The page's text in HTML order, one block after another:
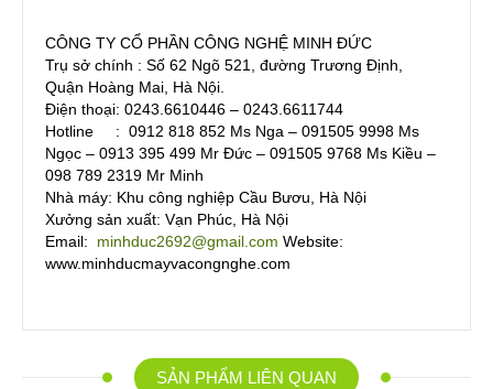
CÔNG TY CỔ PHẦN CÔNG NGHỆ MINH ĐỨC
Trụ sở chính : Số 62 Ngõ 521, đường Trương Định,
Quận Hoàng Mai, Hà Nội.
Điện thoại: 0243.6610446 – 0243.6611744
Hotline : 0912 818 852 Ms Nga – 091505 9998 Ms
Ngọc – 0913 395 499 Mr Đức – 091505 9768 Ms Kiều –
098 789 2319 Mr Minh
Nhà máy: Khu công nghiệp Cầu Bươu, Hà Nội
Xưởng sản xuất: Vạn Phúc, Hà Nội
Email: minhduc2692@gmail.com Website:
www.minhducmayvacongnghe.com
SẢN PHẨM LIÊN QUAN